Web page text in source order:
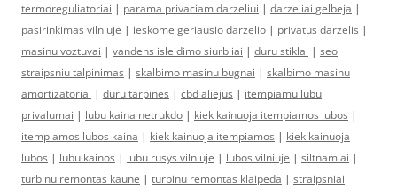
termoreguliatoriai | parama privaciam darzeliui | darzeliai gelbeja |
pasirinkimas vilniuje | ieskome geriausio darzelio | privatus darzelis |
masinu voztuvai | vandens isleidimo siurbliai | duru stiklai | seo
straipsniu talpinimas | skalbimo masinu bugnai | skalbimo masinu
amortizatoriai | duru tarpines | cbd aliejus | itempiamu lubu
privalumai | lubu kaina netrukdo | kiek kainuoja itempiamos lubos |
itempiamos lubos kaina | kiek kainuoja itempiamos | kiek kainuoja
lubos | lubu kainos | lubu rusys vilniuje | lubos vilniuje | siltnamiai |
turbinu remontas kaune | turbinu remontas klaipeda | straipsniai